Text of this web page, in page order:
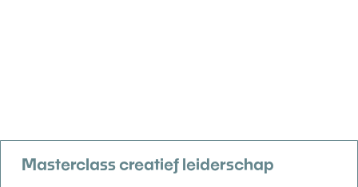
Masterclass creatief leiderschap